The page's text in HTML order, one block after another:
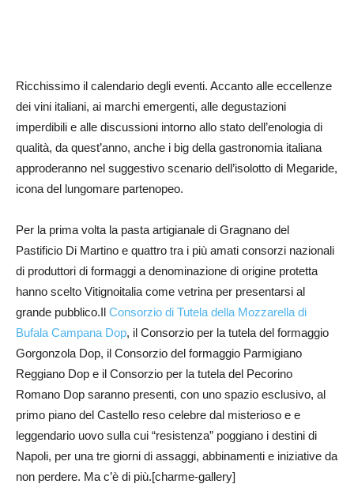
Ricchissimo il calendario degli eventi. Accanto alle eccellenze
dei vini italiani, ai marchi emergenti, alle degustazioni
imperdibili e alle discussioni intorno allo stato dell’enologia di
qualità, da quest’anno, anche i big della gastronomia italiana
approderanno nel suggestivo scenario dell’isolotto di Megaride,
icona del lungomare partenopeo.
Per la prima volta la pasta artigianale di Gragnano del
Pastificio Di Martino e quattro tra i più amati consorzi nazionali
di produttori di formaggi a denominazione di origine protetta
hanno scelto Vitignoitalia come vetrina per presentarsi al
grande pubblico.Il Consorzio di Tutela della Mozzarella di
Bufala Campana Dop, il Consorzio per la tutela del formaggio
Gorgonzola Dop, il Consorzio del formaggio Parmigiano
Reggiano Dop e il Consorzio per la tutela del Pecorino
Romano Dop saranno presenti, con uno spazio esclusivo, al
primo piano del Castello reso celebre dal misterioso e e
leggendario uovo sulla cui “resistenza” poggiano i destini di
Napoli, per una tre giorni di assaggi, abbinamenti e iniziative da
non perdere. Ma c’è di più.[charme-gallery]